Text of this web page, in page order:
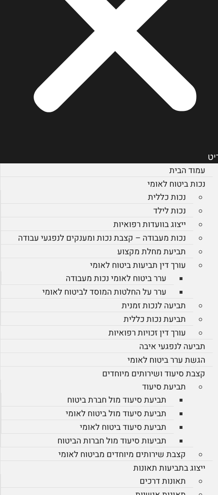
עמוד הבית
נכות ביטוח לאומי
נכות כללית
נכות לילד
ייצוג בוועדות רפואיות
נכות מעבודה – קצבת נכות ומענקים לנפגעי עבודה
תביעת מחלת מקצוע
עורך דין תביעות ביטוח לאומי
ערר ביטוח לאומי נכות מעבודה
ערר על החלטות המוסד לביטוח לאומי
תביעה לנכות זמנית
תביעת נכות כללית
עורך דין זכויות רפואיות
תביעה לנפגעי איבה
הגשת ערר ביטוח לאומי
קצבת סיעוד ושירותים מיוחדים
תביעת סיעוד
תביעת סיעוד מול חברת ביטוח
תביעת סיעוד מול ביטוח לאומי
תביעת סיעוד ביטוח לאומי
תביעות סיעוד מול חברות הביטוח
קצבת שירותים מיוחדים מביטוח לאומי
ייצוג בתביעות תאונות
תאונות דרכים